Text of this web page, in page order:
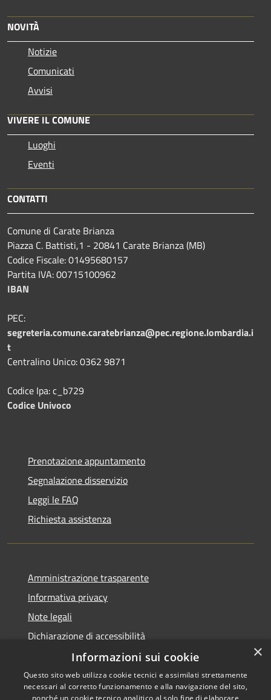
NOVITÀ
Notizie
Comunicati
Avvisi
VIVERE IL COMUNE
Luoghi
Eventi
CONTATTI
Comune di Carate Brianza
Piazza C. Battisti,1 - 20841 Carate Brianza (MB)
Codice Fiscale: 01495680157
Partita IVA: 00715100962
IBAN
PEC:
segreteria.comune.caratebrianza@pec.regione.lombardia.i
t
Centralino Unico: 0362 9871
Codice Ipa: c_b729
Codice Univoco
Prenotazione appuntamento
Segnalazione disservizio
Leggi le FAQ
Richiesta assistenza
Amministrazione trasparente
Informativa privacy
Note legali
Dichiarazione di accessibilità
×
Informazioni sui cookie
Questo sito web utilizza cookie tecnici e assimilati strettamente
necessari al corretto funzionamento e alla navigazione del sito,
nonché un cookie tecnico analitico al solo fine di elaborare